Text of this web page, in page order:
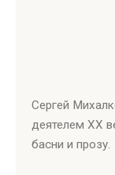
Сергей
деятелем ХХ
басни и прозу.